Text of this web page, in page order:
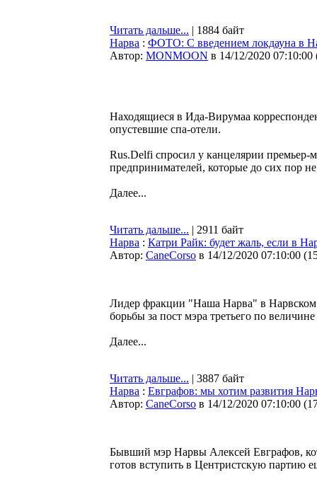
Читать дальше... | 1884 байт
Нарва : ФОТО: С введением локдауна в
Автор: MONMOON в 14/12/2020 07:10:00
Находящиеся в Ида-Вирумаа
опустевшие спа-отели.
Rus.Delfi спросил у канцелярии
предпринимателей, которые до сих пор
Далее...
Читать дальше... | 2911 байт
Нарва : Катри Райк: будет жаль, если в
Автор: CaneCorso в 14/12/2020 07:10:00 (
Лидер фракции "Наша Нарва" в Нарвском
борьбы за пост мэра третьего по
Далее...
Читать дальше... | 3887 байт
Нарва : Евграфов: мы хотим развития
Автор: CaneCorso в 14/12/2020 07:10:00 (
Бывший мэр Нарвы Алексей Евграфов,
готов вступить в Центристскую партию